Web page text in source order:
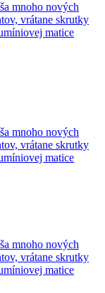
mnoho nových
vrátane skrutky
matice
mnoho nových
vrátane skrutky
matice
mnoho nových
vrátane skrutky
matice